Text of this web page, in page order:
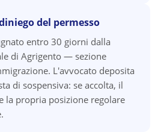
del permesso
entro 30 giorni dalla
di Agrigento — sezione
L'avvocato deposita
di sospensiva: se accolta, il
la propria posizione regolare